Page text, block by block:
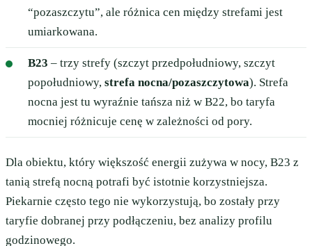
“pozaszczytu”, ale różnica cen między strefami jest
umiarkowana.
B23 – trzy strefy (szczyt przedpołudniowy, szczyt
popołudniowy, strefa nocna/pozaszczytowa). Strefa
nocna jest tu wyraźnie tańsza niż w B22, bo taryfa
mocniej różnicuje cenę w zależności od pory.
Dla obiektu, który większość energii zużywa w nocy, B23 z
tanią strefą nocną potrafi być istotnie korzystniejsza.
Piekarnie często tego nie wykorzystują, bo zostały przy
taryfie dobranej przy podłączeniu, bez analizy profilu
godzinowego.